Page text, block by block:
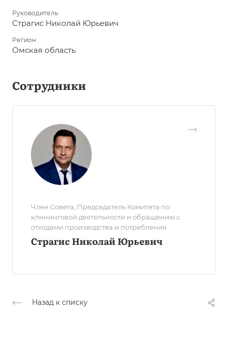
Руководитель
Страгис Николай Юрьевич
Регион
Омская область
Сотрудники
Член Совета, Председатель Комитета по
клининговой деятельности и обращению с
отходами производства и потребления
Страгис Николай Юрьевич
Назад к списку